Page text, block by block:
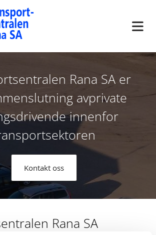
Rana SA er
avprivate
innenfor
Kontakt oss
Rana SA